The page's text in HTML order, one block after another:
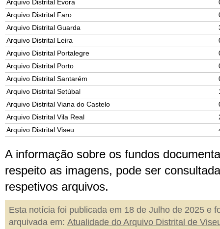
Arquivo Distrital Évora
Arquivo Distrital Faro
Arquivo Distrital Guarda
Arquivo Distrital Leira
Arquivo Distrital Portalegre
Arquivo Distrital Porto
Arquivo Distrital Santarém
Arquivo Distrital Setúbal
Arquivo Distrital Viana do Castelo
Arquivo Distrital Vila Real
Arquivo Distrital Viseu
A informação sobre os fundos
respeito as imagens, pode ser
respetivos arquivos.
Esta notícia foi publicada em 18 de Julho de 2025 e
arquivada em: Atualidade do Arquivo Distrital de